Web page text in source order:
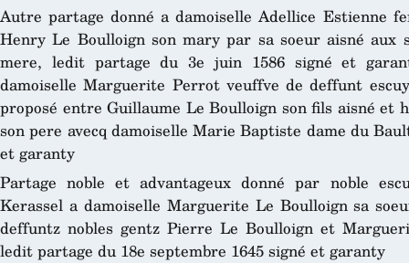
Autre partage donné a damoiselle Adellice Estienne
Henry Le Boulloign son mary par sa soeur aisné aux
mere, ledit partage du 3e juin 1586 signé et
damoiselle Marguerite Perrot veuffve de deffunt
proposé entre Guillaume Le Boulloign son fils aisné
son pere avecq damoiselle Marie Baptiste dame du
et garanty
Partage noble et advantageux donné par noble
Kerassel a damoiselle Marguerite Le Boulloign sa
deffuntz nobles gentz Pierre Le Boulloign et
ledit partage du 18e septembre 1645 signé et garanty